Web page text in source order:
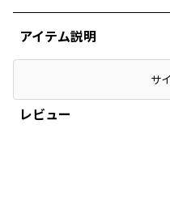
レビュー
アイテム説明
サ